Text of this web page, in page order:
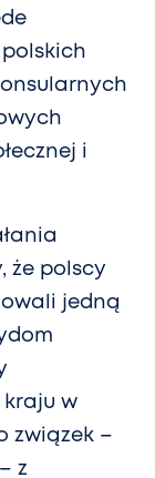
i
że polscy
jedną
w
związek –
z